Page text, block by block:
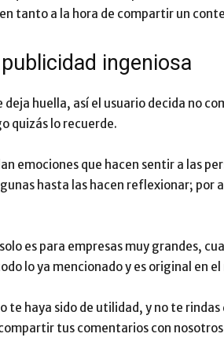
tanto a la hora de compartir un
ingeniosa
deja huella, así el usuario decida no
quizás lo recuerde.
emociones que hacen sentir a las
hasta las hacen reflexionar; por
es para empresas muy grandes,
lo ya mencionado y es original en
te haya sido de utilidad, y no te
tus comentarios con